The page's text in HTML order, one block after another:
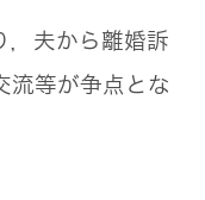
，夫から離婚訴
流等が争点とな